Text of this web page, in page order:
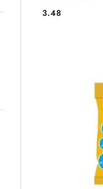
Cena:
3.48